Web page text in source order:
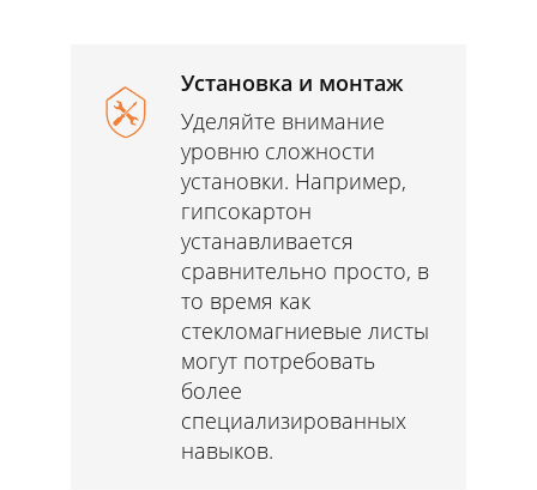
Установка и монтаж
Уделяйте внимание
уровню сложности
установки. Например,
гипсокартон
устанавливается
сравнительно просто, в
то время как
стекломагниевые листы
могут потребовать
более
специализированных
навыков.